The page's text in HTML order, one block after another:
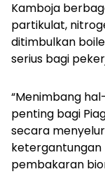
Kamboja
partikulat,
ditimbulkan
serius bagi
“Menimbang
penting bagi
secara
pembakaran